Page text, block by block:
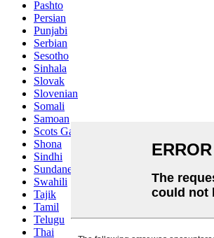
Pashto
Persian
Punjabi
Serbian
Sesotho
Sinhala
Slovak
Slovenian
Somali
Samoan
Scots Gaelic
Shona
Sindhi
Sundanese
Swahili
Tajik
Tamil
Telugu
Thai